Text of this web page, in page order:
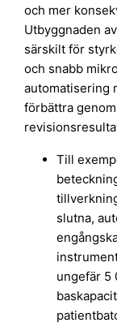
och mer
Utbyggnaden
särskilt för
och snabb
automatisering
förbättra
Till
slutna,
ungefär 5